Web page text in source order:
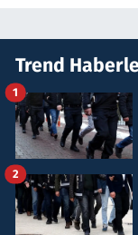
Trend
1
2